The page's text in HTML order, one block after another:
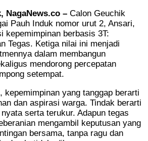
NagaNews.co – Calon Geuchik
Pauh Induk nomor urut 2, Ansari,
kepemimpinan berbasis 3T:
Tegas. Ketiga nilai ini menjadi
dalam membangun
mendorong percepatan
setempat.
kepemimpinan yang tanggap berarti
dan aspirasi warga. Tindak berarti
serta terukur. Adapun tegas
mengambil keputusan yang
bersama, tanpa ragu dan